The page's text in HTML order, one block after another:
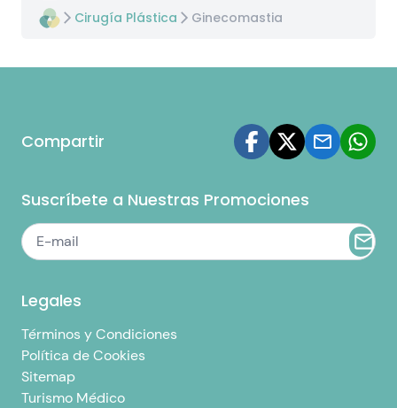
Cirugía Plástica
Ginecomastia
Compartir
Suscríbete a Nuestras Promociones
Legales
Términos y Condiciones
Política de Cookies
Sitemap
Turismo Médico